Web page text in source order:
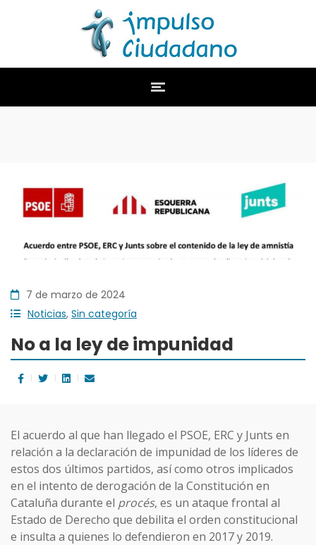
7 de marzo de 2024
Noticias, Sin categoría
No a la ley de impunidad
El acuerdo al que han llegado el PSOE, ERC y Junts en
relación a la declaración de impunidad de los líderes de
estos dos últimos partidos, así como otros implicados
en el intento de derogación de la Constitución en
Cataluña durante el procés, es un ataque frontal al
Estado de Derecho que debilita el orden constitucional
e insulta a quienes lo defendieron en 2017 y 2019.